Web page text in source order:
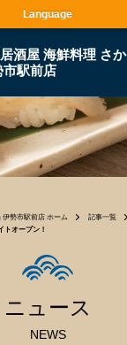
居酒屋 海鮮料理 さか
市駅前店
伊勢市駅前店 ホーム
記事一覧
トオープン！
ニュース
NEWS
Language